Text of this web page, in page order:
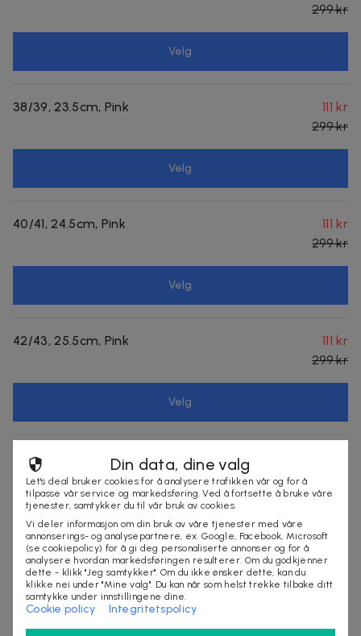
299 kr
Velg
38/39, 23.5cm, Pink
111 kr
299 kr
Velg
40/41, 24.5cm, Pink
111 kr
299 kr
Velg
42/43, 25.5cm, Pink
111 kr
299 kr
Velg
Produktinfo
Ekstra mykt plysjmateriale med varm fôring
Sklisikker og fleksibel EVA-såle
Lett og behagelig design for daglig bruk
Unisex-modell – passer både menn og kvinner
Vilkår
Leveringstid: 4-10 arbeidsdager
Mer om produktet
Din data, dine valg
Let's deal bruker cookies for å analysere trafikken vår og for å
tilpasse vår service og markedsføring. Ved å fortsette å bruke våre
tjenester, samtykker du til vår bruk av cookies.
Vi deler informasjon om din bruk av våre tjenester med våre
annonserings- og analysepartnere, ex. Google, Facebook, Microsoft
(se cookiepolicy) for å gi deg personaliserte annonser og for å
analysere hvordan markedsføringen resulterer. Om du godkjenner
dette - klikk "Jeg samtykker". Om du ikke ønsker dette, kan du
klikke nei under "Mine valg". Du kan når som helst trekke tilbake ditt
samtykke under innstillingene dine.
Cookie policy Integritetspolicy